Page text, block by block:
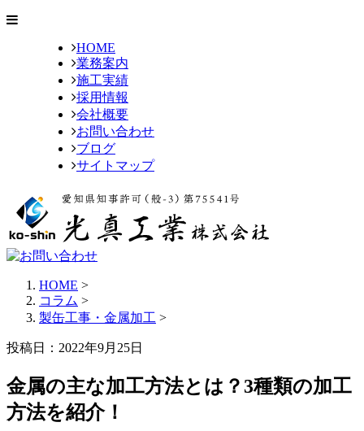
HOME
業務案内
施工実績
採用情報
会社概要
お問い合わせ
ブログ
サイトマップ
HOME >
コラム >
製缶工事・金属加工 >
投稿日：2022年9月25日
金属の主な加工方法とは？3種類の加工
方法を紹介！